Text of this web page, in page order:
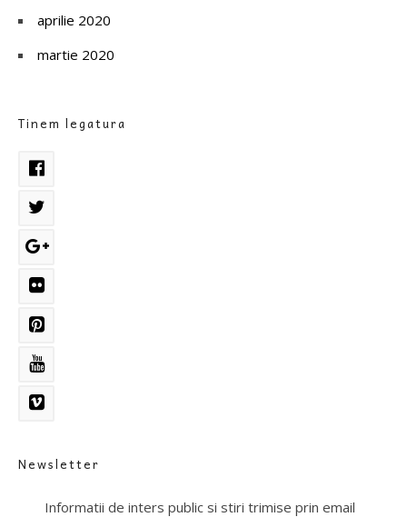
aprilie 2020
martie 2020
Tinem legatura
Newsletter
Informatii de inters public si stiri trimise prin email